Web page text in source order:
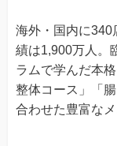
海外・国内に340
績は1,900万人。
ラムで学んだ本
整体コース」「
合わせた豊富な